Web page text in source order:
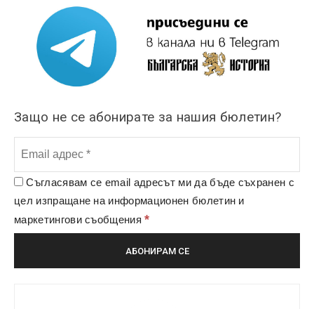
Защо не се абонирате за нашия бюлетин?
Съгласявам се email адресът ми да бъде съхранен с
цел изпращане на информационен бюлетин и
маркетингови съобщения*